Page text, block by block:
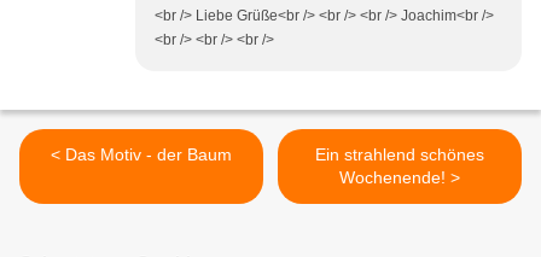
<br /> Liebe Grüße<br /> <br /> <br /> Joachim<br />
<br /> <br /> <br />
< Das Motiv - der Baum
Ein strahlend schönes
Wochenende! >